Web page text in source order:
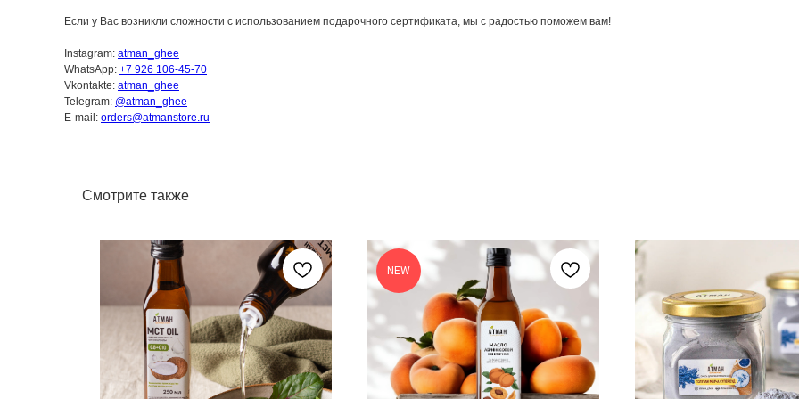
Если у Вас возникли сложности с использованием подарочного сертификата, мы с радостью поможем вам!
Instagram: atman_ghee
WhatsApp: +7 926 106-45-70
Vkontakte: atman_ghee
Telegram: @atman_ghee
E-mail: orders@atmanstore.ru
Смотрите также
NEW